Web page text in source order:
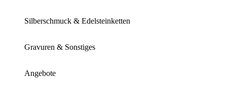
Silberschmuck & Edelsteinketten
Gravuren & Sonstiges
Angebote